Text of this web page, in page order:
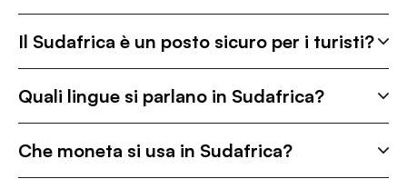
Il Sudafrica è un posto sicuro per i turisti?
Quali lingue si parlano in Sudafrica?
Che moneta si usa in Sudafrica?